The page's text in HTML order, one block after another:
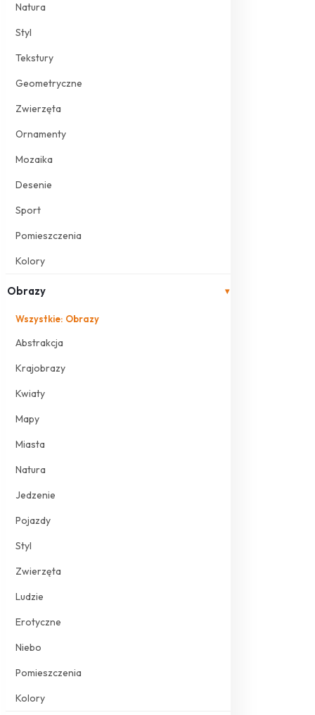
Natura
Styl
Tekstury
Geometryczne
Zwierzęta
Ornamenty
Mozaika
Desenie
Sport
Pomieszczenia
Kolory
Obrazy ▾
Wszystkie: Obrazy
Abstrakcja
Krajobrazy
Kwiaty
Mapy
Miasta
Natura
Jedzenie
Pojazdy
Styl
Zwierzęta
Ludzie
Erotyczne
Niebo
Pomieszczenia
Kolory